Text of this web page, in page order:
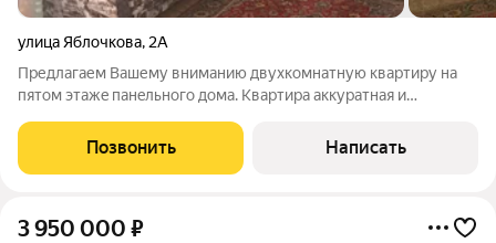
улица Яблочкова, 2А
Предлагаем Вашему вниманию двухкомнатную квартиру на
пятом этaжe пaнeльного дома. Квартира аккуратная и
небольшая аккуратная кухня. Газовая плита заменена на новую
(на фото старая). Из одной из
Позвонить Написать
3 950 000 ₽